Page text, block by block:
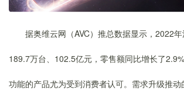
据奥维云网（AVC）推总数据显示，2022
189.7万台、102.5亿元，零售额同比增长了
功能的产品尤为受到消费者认可。需求升级推